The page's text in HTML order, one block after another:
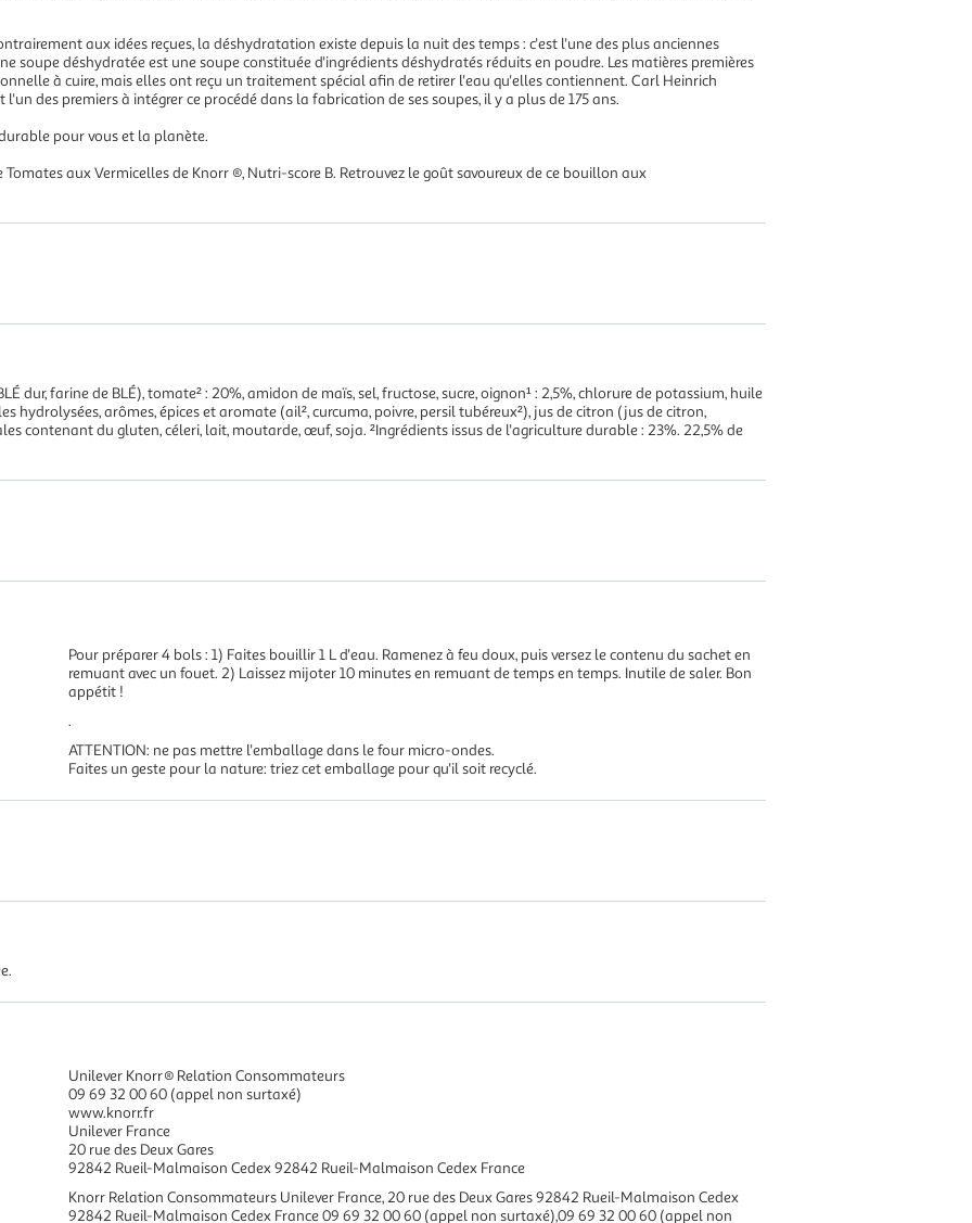
aux idées reçues, la déshydratation existe depuis la nuit des temps : c'est l'une des plus anciennes
soupe déshydratée est une soupe constituée d'ingrédients déshydratés réduits en poudre. Les matières premières
à cuire, mais elles ont reçu un traitement spécial afin de retirer l'eau qu'elles contiennent. Carl Heinrich
des premiers à intégrer ce procédé dans la fabrication de ses soupes, il y a plus de 175 ans.
pour vous et la planète.
aux Vermicelles de Knorr ®, Nutri-score B. Retrouvez le goût savoureux de ce bouillon aux
dur, farine de BLÉ), tomate² : 20%, amidon de maïs, sel, fructose, sucre, oignon¹ : 2,5%, chlorure de potassium, huile
hydrolysées, arômes, épices et aromate (ail², curcuma, poivre, persil tubéreux²), jus de citron (jus de citron,
contenant du gluten, céleri, lait, moutarde, œuf, soja. ²Ingrédients issus de l'agriculture durable : 23%. 22,5% de
Pour préparer 4 bols : 1) Faites bouillir 1 L d'eau. Ramenez à feu doux, puis versez le contenu du sachet en
remuant avec un fouet. 2) Laissez mijoter 10 minutes en remuant de temps en temps. Inutile de saler. Bon
appétit !
.
ATTENTION: ne pas mettre l'emballage dans le four micro-ondes.
Faites un geste pour la nature: triez cet emballage pour qu'il soit recyclé.
Unilever Knorr® Relation Consommateurs
09 69 32 00 60 (appel non surtaxé)
www.knorr.fr
Unilever France
20 rue des Deux Gares
92842 Rueil-Malmaison Cedex 92842 Rueil-Malmaison Cedex France
Knorr Relation Consommateurs Unilever France, 20 rue des Deux Gares 92842 Rueil-Malmaison Cedex
92842 Rueil-Malmaison Cedex France 09 69 32 00 60 (appel non surtaxé),09 69 32 00 60 (appel non